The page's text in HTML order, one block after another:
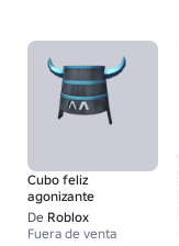
Cubo feliz
agonizante
De Roblox
Fuera de venta